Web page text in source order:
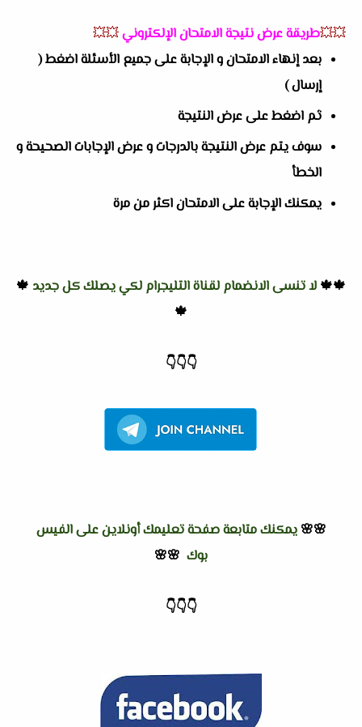
💥💥طريقة عرض نتيجة الامتحان الإلكتروني💥💥
بعد إنهاء الامتحان و الإجابة على جميع الأسئلة اضغط (
إرسال )
ثم اضغط على عرض النتيجة
سوف يتم عرض النتيجة بالدرجات و عرض الإجابات الصحيحة و
الخطأ
يمكنك الإجابة على الامتحان اكثر من مرة
🍁🍁 لا تنسى الانضمام لقناة التليجرام لكي يصلك كل جديد 🍁
🍁
👇
👇
👇
🌸🌸 يمكنك متابعة صفحة تعليمك أونلاين على الفيس
بوك 🌸🌸
👇
👇
👇